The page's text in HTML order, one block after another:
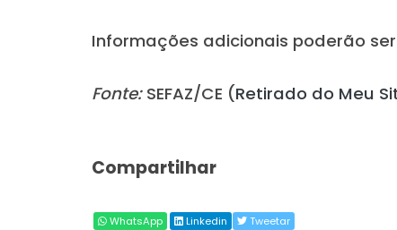
Informações adicionais poderão
Fonte:SEFAZ/CE (Retirado do Meu
Compartilhar
WhatsApp Linkedin Tweetar